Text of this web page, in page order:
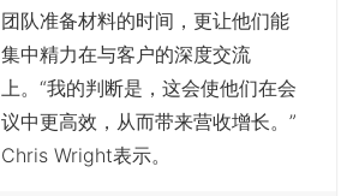
团队准备材料的时间，更让他们能
集中精力在与客户的深度交流
上。“我的判断是，这会使他们在会
议中更高效，从而带来营收增长。”
Chris Wright表示。